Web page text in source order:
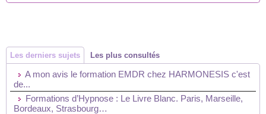
Les derniers sujets Les plus consultés
A mon avis le formation EMDR chez HARMONESIS c'est
de...
Formations d’Hypnose : Le Livre Blanc. Paris, Marseille,
Bordeaux, Strasbourg…